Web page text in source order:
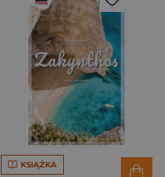
KSIĄŻKA